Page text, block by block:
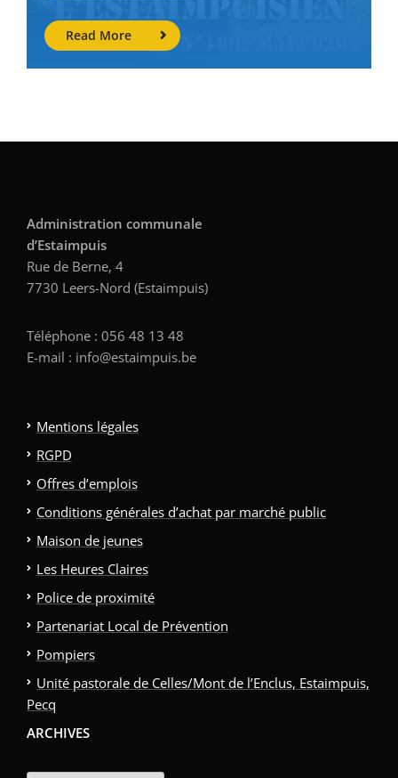
Read More
Administration communale
d’Estaimpuis
Rue de Berne, 4
7730 Leers-Nord (Estaimpuis)
Téléphone : 056 48 13 48
E-mail : info@estaimpuis.be
Mentions légales
RGPD
Offres d’emplois
Conditions générales d’achat par marché public
Maison de jeunes
Les Heures Claires
Police de proximité
Partenariat Local de Prévention
Pompiers
Unité pastorale de Celles/Mont de l’Enclus, Estaimpuis,
Pecq
ARCHIVES